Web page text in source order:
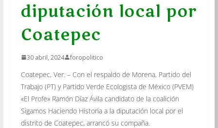
diputación local por
Coatepec
30 abril, 2024 foropolitico
Coatepec, Ver. – Con el respaldo de Morena, Partido del
Trabajo (PT) y Partido Verde Ecologista de México (PVEM)
«El Profe» Ramón Díaz Ávila candidato de la coalición
Sigamos Haciendo Historia a la diputación local por el
distrito de Coatepec, arrancó su compaña.